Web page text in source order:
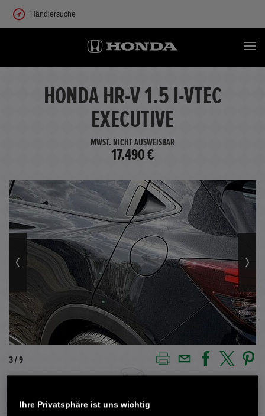
Händlersuche
HONDA HR-V 1.5 I-VTEC
EXECUTIVE
MWST. NICHT AUSWEISBAR
17.490 €
3 / 9
Außenfarbe Schwarz
Ihre Privatsphäre ist uns wichtig